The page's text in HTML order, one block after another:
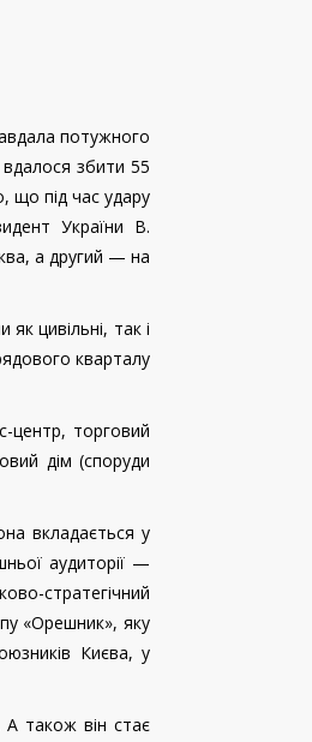
потужного
збити 55
що під час удару
України В.
а другий — на
цивільні, так і
кварталу
центр, торговий
дім (споруди
вкладається у
аудиторії —
стратегічний
«Орешник», яку
Києва, у
А також він стає